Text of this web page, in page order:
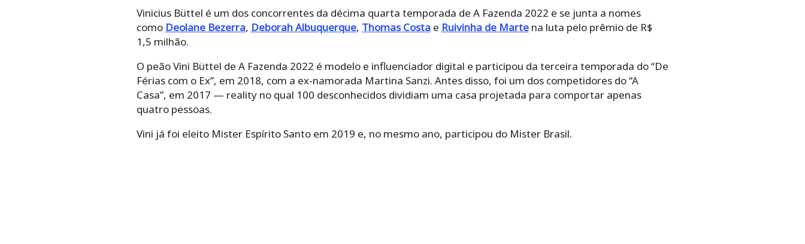
Vinicius Büttel é um dos concorrentes da décima quarta temporada de A Fazenda 2022 e se junta a nomes
como Deolane Bezerra, Deborah Albuquerque, Thomas Costae Ruivinha de Martena luta pelo prêmio de R$
1,5 milhão.
O peão Vini Büttel de A Fazenda 2022 é modelo e influenciador digital e participou da terceira temporada do “De
Férias com o Ex”, em 2018, com a ex-namorada Martina Sanzi. Antes disso, foi um dos competidores do “A
Casa”, em 2017 — reality no qual 100 desconhecidos dividiam uma casa projetada para comportar apenas
quatro pessoas.
Vini já foi eleito Mister Espírito Santo em 2019 e, no mesmo ano, participou do Mister Brasil.